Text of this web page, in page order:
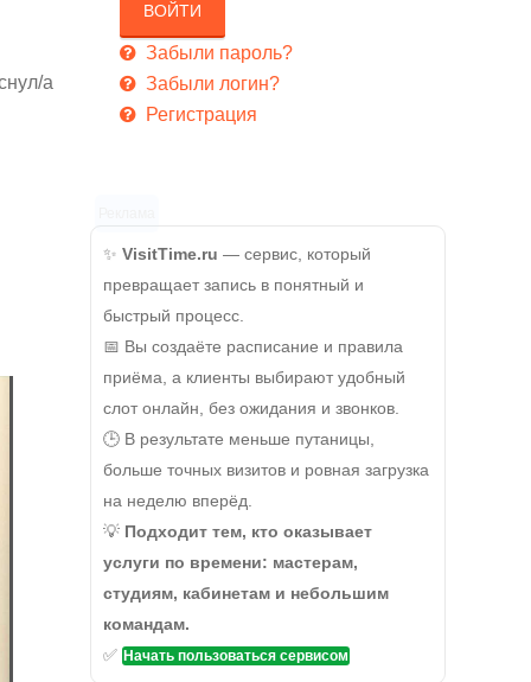
а
Забыли пароль?
Забыли логин?
Регистрация
✨ VisitTime.ru — сервис, который
превращает запись в понятный и
быстрый процесс.
📅 Вы создаёте расписание и правила
приёма, а клиенты выбирают удобный
слот онлайн, без ожидания и звонков.
🕒 В результате меньше путаницы,
больше точных визитов и ровная загрузка
на неделю вперёд.
💡 Подходит тем, кто оказывает
услуги по времени: мастерам,
студиям, кабинетам и небольшим
командам.
✅ Начать пользоваться сервисом